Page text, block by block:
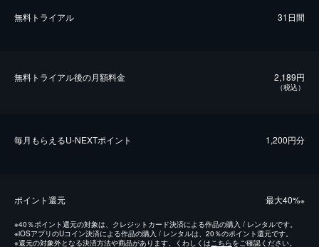
無料トライアル 31日間
無料トライアル後の⽉額料金 2,189円
（税込）
毎⽉もらえるU-NEXTポイント 1,200円分
ポイント還元 最⼤40%※
※40％ポイント還元の対象は、クレジットカード決済による作品の購入 / レンタルです。
※iOSアプリのUコイン決済による作品の購入 / レンタルは、20％のポイント還元です。
※還元の対象外となる決済方法や商品があります。くわしくはこちらをご確認ください。